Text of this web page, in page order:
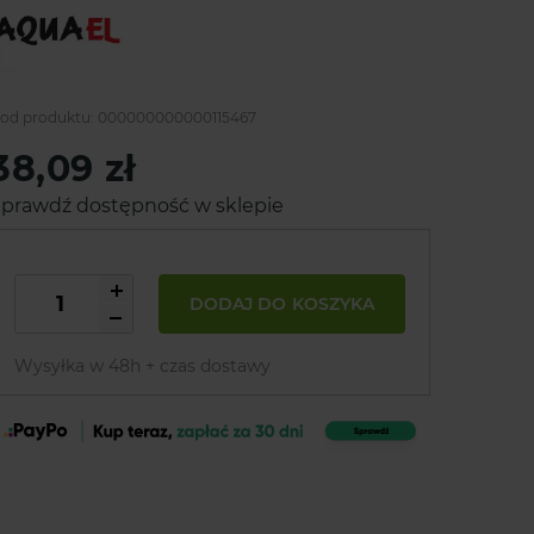
produktu: 000000000000115467
zł
dostępność w sklepie
DODAJ DO KOSZYKA
Wysyłka w 48h + czas dostawy